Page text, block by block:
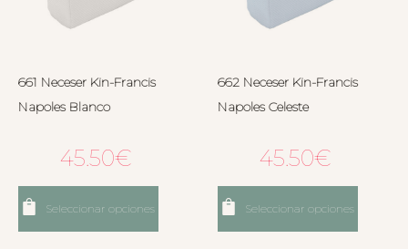
661 Neceser Kin-Francis
Napoles Blanco
45.50€
Seleccionar opciones
662 Neceser Kin-Francis
Napoles Celeste
45.50€
Seleccionar opciones